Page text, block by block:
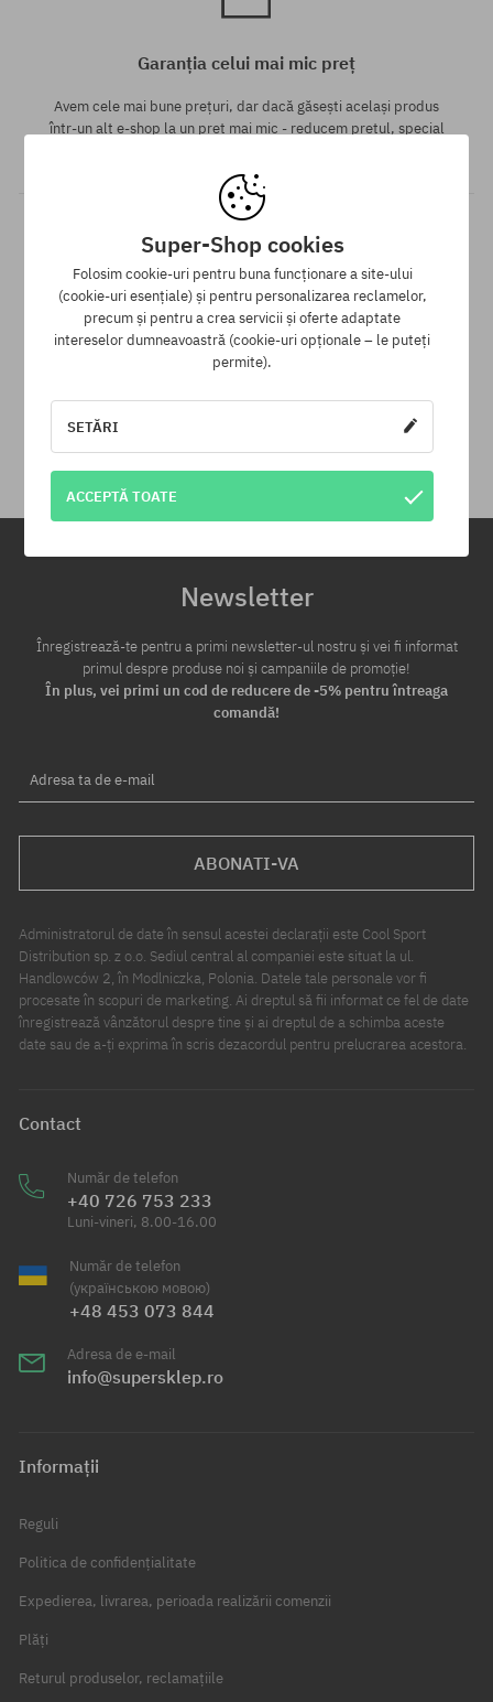
Garanția celui mai mic preț
Avem cele mai bune prețuri, dar dacă găsești același produs
într-un alt e-shop la un preț mai mic - reducem prețul, special
30 zile pentru returnarea mărfii
Newsletter
Înregistrează-te pentru a primi newsletter-ul nostru și vei fi informat
primul despre produse noi și campaniile de promoție!
În plus, vei primi un cod de reducere de -5% pentru întreaga
comandă!
Adresa ta de e-mail
ABONATI-VA
Administratorul de date în sensul acestei declarații este Cool Sport
Distribution sp. z o.o. Sediul central al companiei este situat la ul.
Handlowców 2, în Modlniczka, Polonia. Datele tale personale vor fi
procesate în scopuri de marketing. Ai dreptul să fii informat ce fel de date
înregistrează vânzătorul despre tine și ai dreptul de a schimba aceste
date sau de a-ți exprima în scris dezacordul pentru prelucrarea acestora.
Contact
Număr de telefon
+40 726 753 233
Luni-vineri, 8.00-16.00
Număr de telefon
(українською мовою)
+48 453 073 844
Adresa de e-mail
info@supersklep.ro
Informații
Reguli
Politica de confidențialitate
Expedierea, livrarea, perioada realizării comenzii
Plăți
Returul produselor, reclamațiile
Super-Shop cookies
Folosim cookie-uri pentru buna funcționare a site-ului
(cookie-uri esențiale) și pentru personalizarea reclamelor,
precum și pentru a crea servicii și oferte adaptate
intereselor dumneavoastră (cookie-uri opționale – le puteți
permite).
SETĂRI
ACCEPTĂ TOATE